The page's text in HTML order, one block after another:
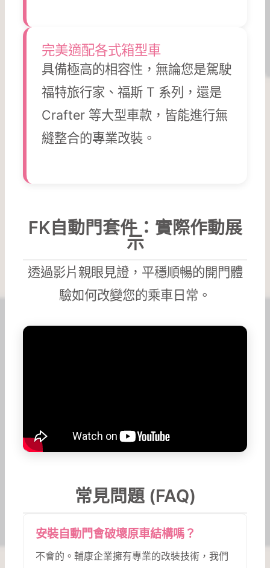
完美適配各式箱型車
具備極高的相容性，無論您是駕駛
福特旅行家、福斯 T 系列，還是
Crafter 等大型車款，皆能進行無
縫整合的專業改裝。
FK自動門套件：實際作動展
示
透過影片親眼見證，平穩順暢的開門體
驗如何改變您的乘車日常。
常見問題 (FAQ)
安裝自動門會破壞原車結構嗎？
不會的。輔康企業擁有專業的改裝技術，我們